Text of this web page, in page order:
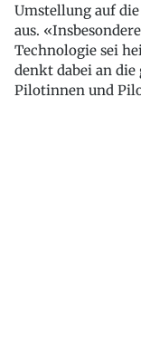
Umstellung auf
aus.
Technologie sei
denkt dabei an
Pilotinnen und